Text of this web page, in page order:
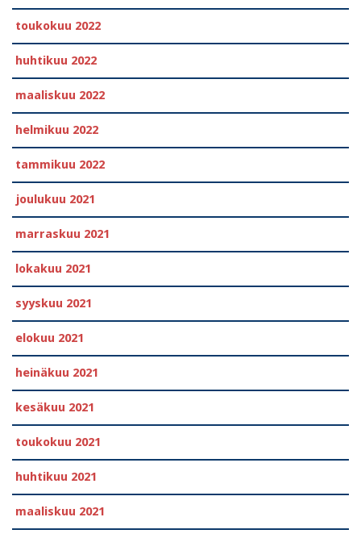
toukokuu 2022
huhtikuu 2022
maaliskuu 2022
helmikuu 2022
tammikuu 2022
joulukuu 2021
marraskuu 2021
lokakuu 2021
syyskuu 2021
elokuu 2021
heinäkuu 2021
kesäkuu 2021
toukokuu 2021
huhtikuu 2021
maaliskuu 2021